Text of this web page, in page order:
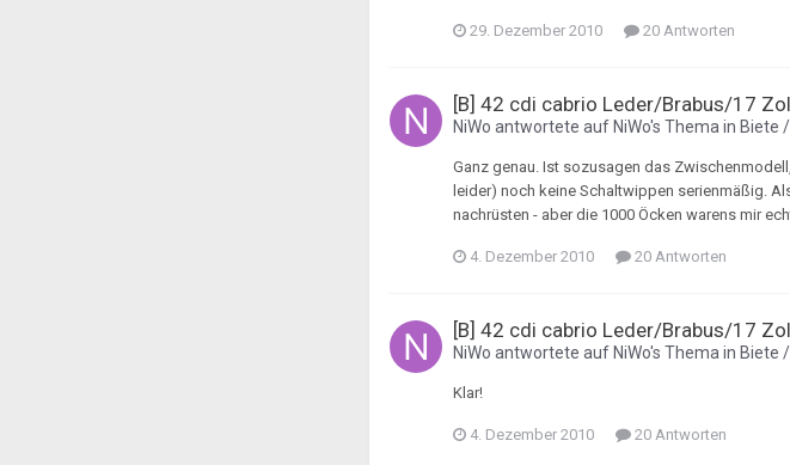
29. Dezember 2010 20 Antworten
[B] 42 cdi cabrio Leder/Brabus/17
NiWo antwortete auf NiWo's Thema in Biete
Ganz genau. Ist sozusagen das
leider) noch keine Schaltwippen serienmäßig.
nachrüsten - aber die 1000 Öcken warens mir
4. Dezember 2010 20 Antworten
[B] 42 cdi cabrio Leder/Brabus/17
NiWo antwortete auf NiWo's Thema in Biete
Klar!
4. Dezember 2010 20 Antworten